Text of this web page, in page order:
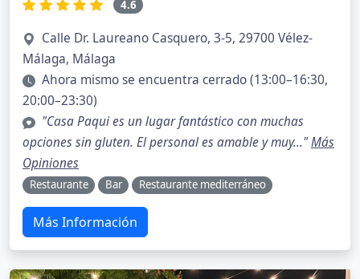
4.6
Calle Dr. Laureano Casquero, 3-5, 29700 Vélez-
Málaga, Málaga
Ahora mismo se encuentra cerrado (13:00–16:30,
20:00–23:30)
"Casa Paqui es un lugar fantástico con muchas
opciones sin gluten. El personal es amable y muy..."Más
Opiniones
Restaurante Bar Restaurante mediterráneo
Más Información